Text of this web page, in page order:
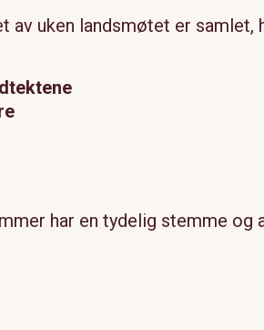
av uken landsmøtet er samlet,
har en tydelig stemme og